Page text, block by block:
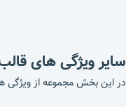
سایر ویژگی های
در این بخش مجموعه از ویژگی